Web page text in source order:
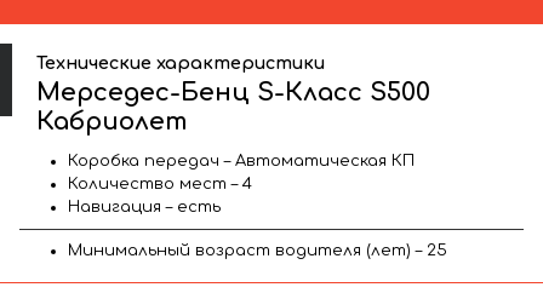
Технические характеристики
Мерседес-Бенц S-Класс S500
Кабриолет
Коробка передач – Автоматическая КП
Количество мест – 4
Навигация – есть
Минимальный возраст водителя (лет) – 25